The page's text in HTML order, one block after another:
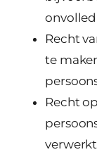
Recht
te
Recht